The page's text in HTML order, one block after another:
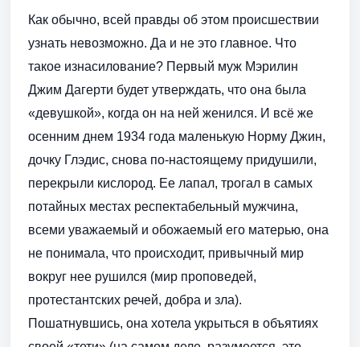
Как обычно, всей правды об этом происшествии
узнать невозможно. Да и не это главное. Что
такое изнасилование? Первый муж Мэрилин
Джим Дагерти будет утверждать, что она была
«девушкой», когда он на ней женился. И всё же
осенним днем 1934 года маленькую Норму Джин,
дочку Глэдис, снова по-настоящему придушили,
перекрыли кислород. Ее лапал, трогал в самых
потайных местах респектабельный мужчина,
всеми уважаемый и обожаемый его матерью, она
не понимала, что происходит, привычный мир
вокруг нее рушился (мир проповедей,
протестантских речей, добра и зла).
Пошатнувшись, она хотела укрыться в объятиях